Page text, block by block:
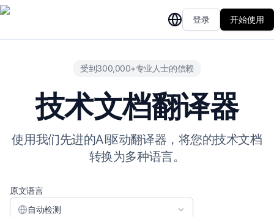
登录 开始使用
受到300,000+专业人士的信赖
技术文档翻译器
使用我们先进的AI驱动翻译器，将您的技术文档
转换为多种语言。
原文语言
自动检测